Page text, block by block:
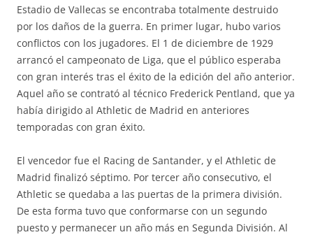
Estadio de Vallecas se encontraba totalmente destruido
por los daños de la guerra. En primer lugar, hubo varios
conflictos con los jugadores. El 1 de diciembre de 1929
arrancó el campeonato de Liga, que el público esperaba
con gran interés tras el éxito de la edición del año anterior.
Aquel año se contrató al técnico Frederick Pentland, que ya
había dirigido al Athletic de Madrid en anteriores
temporadas con gran éxito.
El vencedor fue el Racing de Santander, y el Athletic de
Madrid finalizó séptimo. Por tercer año consecutivo, el
Athletic se quedaba a las puertas de la primera división.
De esta forma tuvo que conformarse con un segundo
puesto y permanecer un año más en Segunda División. Al